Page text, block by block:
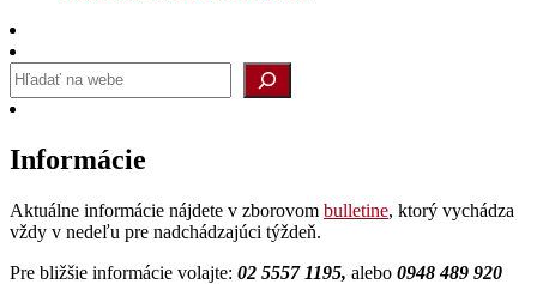
Informácie
Aktuálne informácie nájdete v zborovom bulletine, ktorý vychádza
vždy v nedeľu pre nadchádzajúci týždeň.
Pre bližšie informácie volajte: 02 5557 1195, alebo 0948 489 920